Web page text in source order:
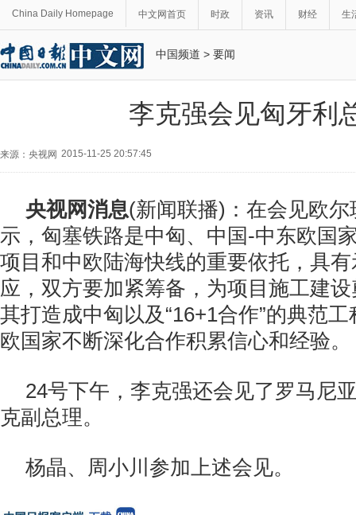
China Daily Homepage 中文网首页 时政 资讯 财经 生
中国频道 > 要闻
李克强会见匈牙利
来源：央视网 2015-11-25 20:57:45
央视网消息(新闻联播)：在会见欧
示，匈塞铁路是中匈、中国-中东欧国
项目和中欧陆海快线的重要依托，具
应，双方要加紧筹备，为项目施工建
其打造成中匈以及“16+1合作”的典范
欧国家不断深化合作积累信心和经验。
24号下午，李克强还会见了罗马尼
克副总理。
杨晶、周小川参加上述会见。